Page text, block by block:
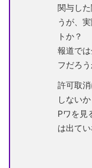
関与し
うが、
トか？
報道で
フだろ
許可取
しない
Pワを見
は出て